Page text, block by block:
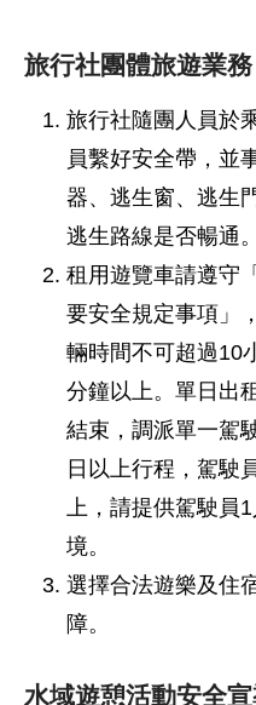
旅行社團體旅遊業
旅行社隨團人員於
員繫好安全帶，並
器、逃生窗、逃生
逃生路線是否暢通。
租用遊覽車請遵守
要安全規定事項」
輛時間不可超過10
分鐘以上。單日出
結束，調派單一駕
日以上行程，駕駛
上，請提供駕駛員
境。
選擇合法遊樂及住
障。
水域遊憩活動安全